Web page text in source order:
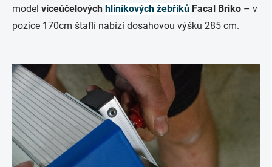
model víceúčelových hliníkových žebříků Facal Briko – v
pozice 170cm štaflí nabízí dosahovou výšku 285 cm.